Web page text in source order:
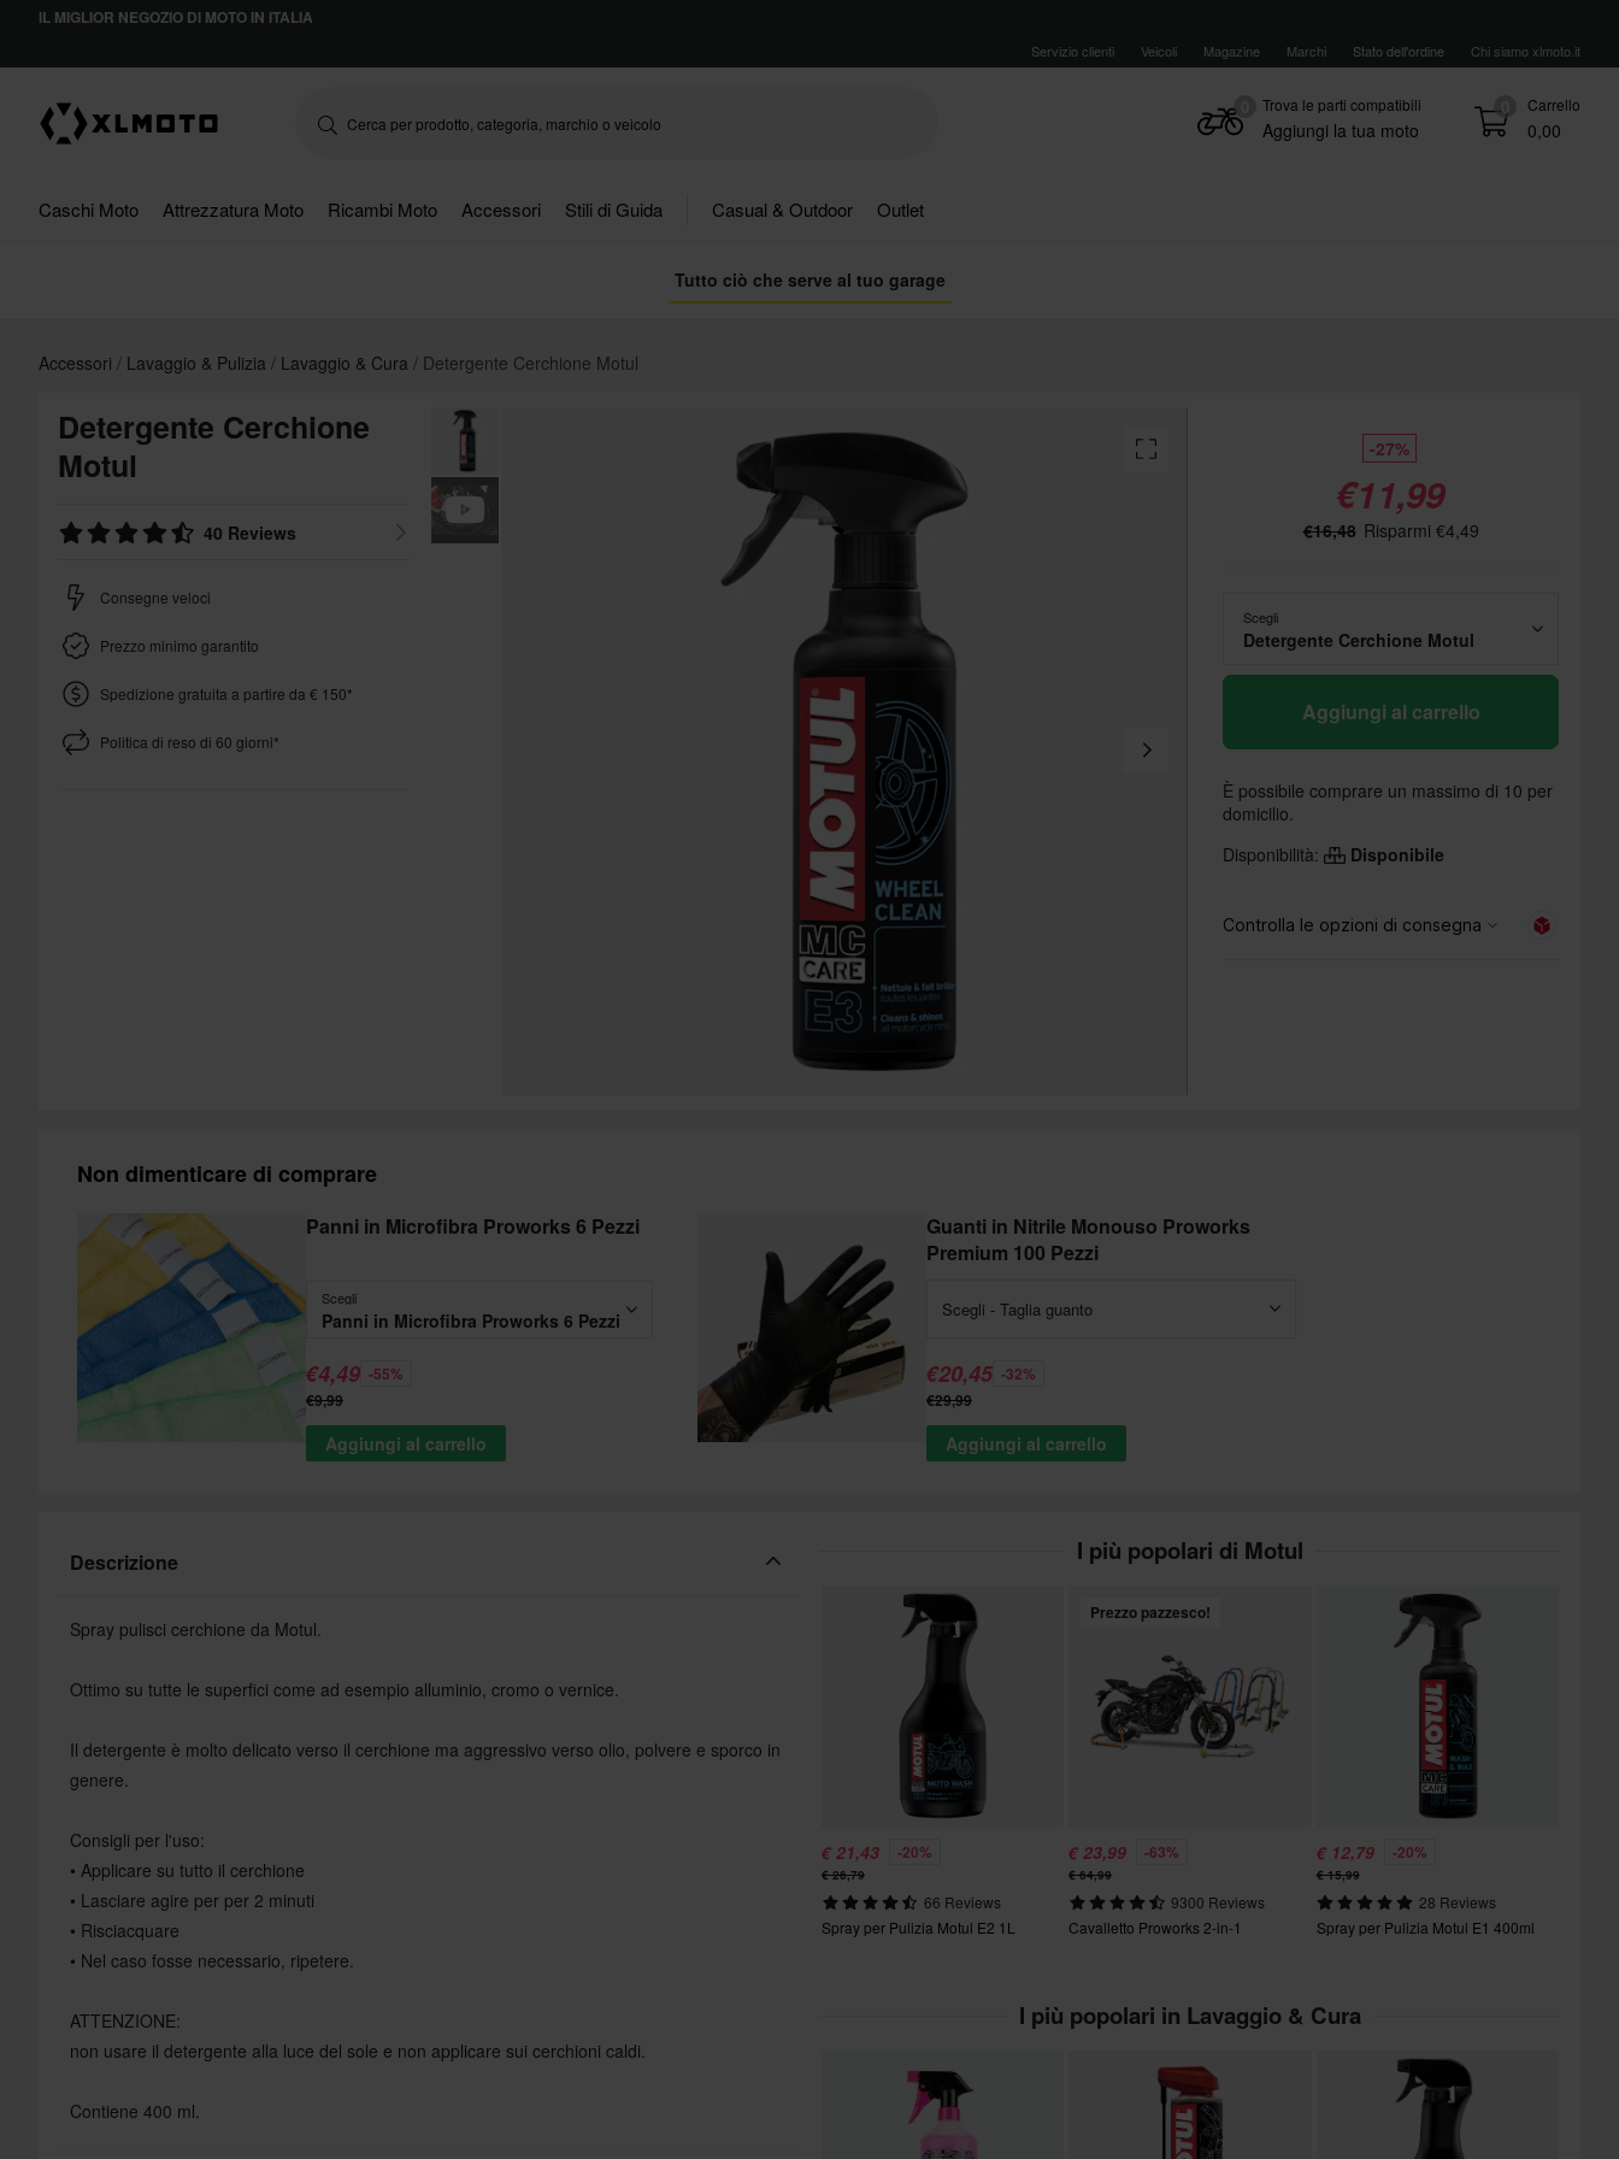
IL MIGLIOR NEGOZIO DI MOTO IN ITALIA
Servizio clienti Veicoli Magazine Marchi Stato dell'ordine Chi siamo xlmoto.it
0 Carrello
0,00
Trova le parti compatibili
Aggiungi la tua moto
Caschi Moto Attrezzatura Moto Ricambi Moto Accessori Stili di Guida Casual & Outdoor Outlet
Tutto ciò che serve al tuo garage
Accessori Lavaggio & Pulizia Lavaggio & Cura Detergente Cerchione Motul
Detergente Cerchione
Motul
40 Reviews
Consegne veloci
Prezzo minimo garantito
Spedizione gratuita a partire da € 150*
Politica di reso di 60 giorni*
-27%
€11,99
€16,48 Risparmi €4,49
Scegli
Detergente Cerchione Motul
Aggiungi al carrello
È possibile comprare un massimo di 10 per
domicilio.
Disponibilità:
Disponibile
Non dimenticare di comprare
Panni in Microfibra Proworks 6 Pezzi
Scegli
Panni in Microfibra Proworks 6 Pezzi
€4,49 -55%
€9,99
Aggiungi al carrello
Guanti in Nitrile Monouso Proworks
Premium 100 Pezzi
Scegli - Taglia guanto
€20,45 -32%
€29,99
Aggiungi al carrello
Descrizione
Spray pulisci cerchione da Motul.
Ottimo su tutte le superfici come ad esempio alluminio, cromo o vernice.
Il detergente è molto delicato verso il cerchione ma aggressivo verso olio, polvere e sporco in
genere.
Consigli per l'uso:
• Applicare su tutto il cerchione
• Lasciare agire per per 2 minuti
• Risciacquare
• Nel caso fosse necessario, ripetere.
ATTENZIONE:
non usare il detergente alla luce del sole e non applicare sui cerchioni caldi.
Contiene 400 ml.
I più popolari di Motul
€ 21,43 -20%
€ 26,79
66 Reviews
Spray per Pulizia Motul E2 1L
Prezzo pazzesco!
€ 23,99 -63%
€ 64,99
9300 Reviews
Cavalletto Proworks 2-in-1
€ 12,79 -20%
€ 15,99
28 Reviews
Spray per Pulizia Motul E1 400ml
I più popolari in Lavaggio & Cura